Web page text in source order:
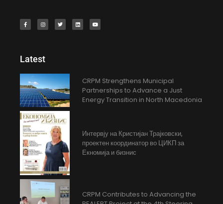
Latest
CRPM Strengthens Municipal
Partnerships to Advance a Just
Energy Transition in North Macedonia
Интервју на Кристијан Трајковски,
проектен координатор во ЦИКП за
Екномија и бизнис
CRPM Contributes to Advancing the